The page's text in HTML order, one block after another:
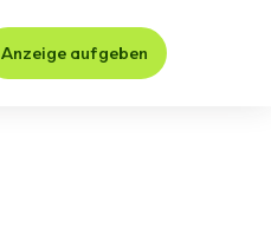
Anzeige aufgeben